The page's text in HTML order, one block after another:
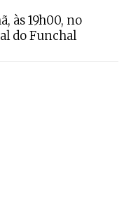
às 19h00, no
do Funchal